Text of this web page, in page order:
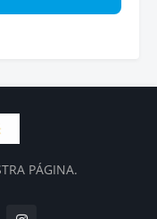
PÁGINA.